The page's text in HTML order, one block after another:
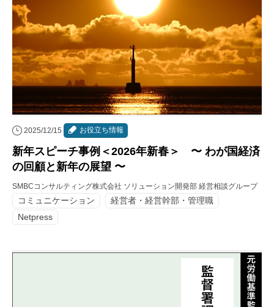
2025/12/15 お役立ち情報
新年スピーチ事例＜2026年新春＞ 〜 わが国経済
の回顧と新年の展望 〜
SMBCコンサルティング株式会社 ソリューション開発部 経営相談グループ
コミュニケーション
経営者・経営幹部・管理職
Netpress